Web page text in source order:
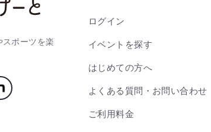
ポーツを楽
ログイン
イベントを探す
はじめての方へ
よくある質問・お問い合わせ
ご利用料金